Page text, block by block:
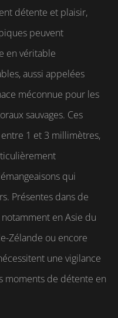
détente et plaisir,
peuvent
en véritable
aussi appelées
méconnue pour les
sauvages. Ces
1 et 3 millimètres,
qui
Présentes dans de
en Asie du
Zélande ou encore
une vigilance
moments de détente en